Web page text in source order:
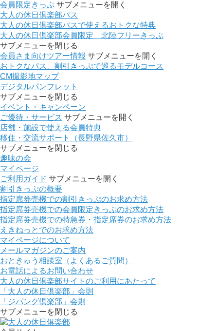
会員限定きっぷ サブメニューを開く
大人の休日倶楽部パス
大人の休日倶楽部パスで使えるおトクな特典
大人の休日倶楽部会員限定 北陸フリーきっぷ
サブメニューを閉じる
会員さま向けツアー情報 サブメニューを開く
おトクなパス、割引きっぷで巡るモデルコース
CM撮影地マップ
デジタルパンフレット
サブメニューを閉じる
イベント・キャンペーン
ご優待・サービス サブメニューを開く
店舗・施設で使える会員特典
移住・交流サポート（長野県佐久市）
サブメニューを閉じる
趣味の会
マイページ
ご利用ガイド サブメニューを開く
割引きっぷの概要
指定席券売機での割引きっぷのお求め方法
指定席券売機での会員限定きっぷのお求め方法
指定席券売機での特急券・指定席券のお求め方法
えきねっとでのお求め方法
マイページについて
メールマガジンのご案内
おときゅう相談室（よくあるご質問）
お電話によるお問い合わせ
大人の休日倶楽部サイトのご利用にあたって
「大人の休日倶楽部」会則
「ジパング倶楽部」会則
サブメニューを閉じる